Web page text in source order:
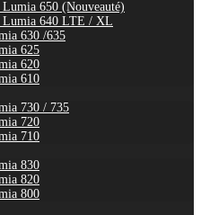
650 (Nouveauté)
Lumia 640 LTE / XL
630 /635
625
620
610
730 / 735
720
710
830
820
800